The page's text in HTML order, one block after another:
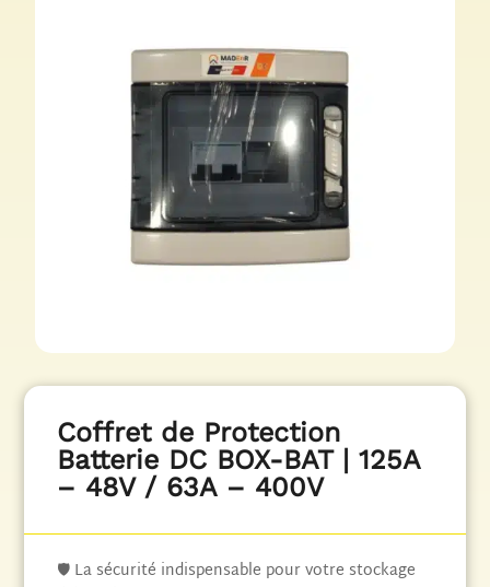
Coffret de Protection
Batterie DC BOX-BAT | 125A
– 48V / 63A – 400V
🛡️ La sécurité indispensable pour votre stockage